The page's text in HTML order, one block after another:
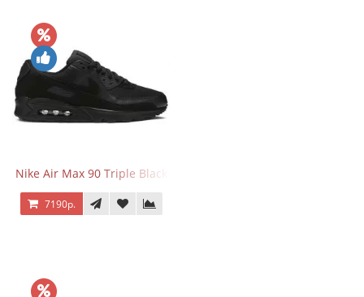
Nike Air Max 90 Triple Black
7190р.